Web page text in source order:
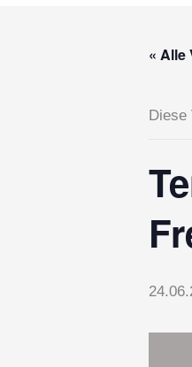
« Alle
Diese